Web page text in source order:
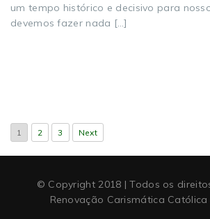
um tempo histórico e decisivo para
devemos fazer nada […]
1 2 3 Next
© Copyright 2018 | Todos os
Renovação Carismática